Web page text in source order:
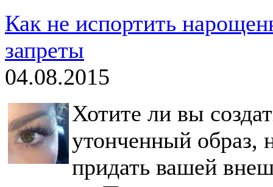
Как не испортить
запреты
04.08.2015
Хотите ли вы
утонченный образ,
придать вашей